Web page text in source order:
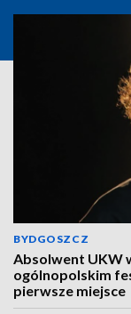
BYDGOSZCZ
Absolwent UKW
ogólnopolskim
pierwsze miejsce